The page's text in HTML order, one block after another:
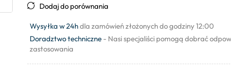
Dodaj do porównania
Wysyłka w 24hdla zamówień złożonych do godziny 12:00
Doradztwo techniczne - Nasi specjaliści pomogą dobrać
zastosowania